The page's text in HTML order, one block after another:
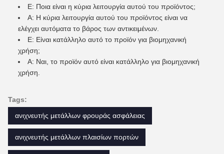
Ε: Ποια είναι η κύρια λειτουργία αυτού του προϊόντος;
Α: Η κύρια λειτουργία αυτού του προϊόντος είναι να
ελέγχει αυτόματα το βάρος των αντικειμένων.
Ε: Είναι κατάλληλο αυτό το προϊόν για βιομηχανική
χρήση;
Α: Ναι, το προϊόν αυτό είναι κατάλληλο για βιομηχανική
χρήση.
Tags:
ανιχνευτής μετάλλων φρουράς ασφάλειας
ανιχνευτής μετάλλων πλαισίων πορτών